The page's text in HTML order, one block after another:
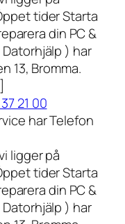
tider Starta
din PC &
) har
13, Bromma.
21 00
har Telefon
ligger på
tider Starta
din PC &
) har